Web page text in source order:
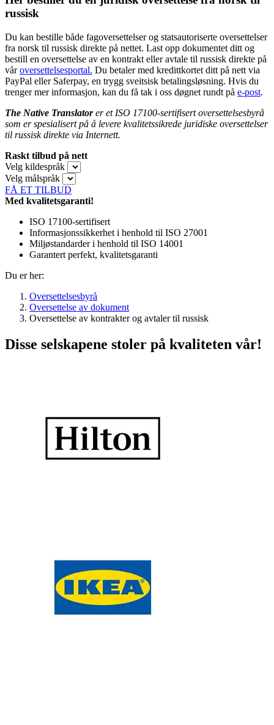
russisk
Du kan bestille både fagoversettelser og statsautoriserte oversettelser
fra norsk til russisk direkte på nettet. Last opp dokumentet ditt og
bestill en oversettelse av en kontrakt eller avtale til russisk direkte på
våroversettelsesportal. Du betaler med kredittkortet ditt på nett via
PayPal eller Saferpay, en trygg sveitsisk betalingsløsning. Hvis du
trenger mer informasjon, kan du få tak i oss døgnet rundt på e-post.
The Native Translatorer et ISO 17100-sertifisert oversettelsesbyrå
som er spesialisert på å levere kvalitetssikrede juridiske oversettelser
til russisk direkte via Internett.
Raskt tilbud på nett
Velg kildespråk
Velg målspråk
FÅ ET TILBUD
Med kvalitetsgaranti!
ISO 17100-sertifisert
Informasjonssikkerhet i henhold til ISO 27001
Miljøstandarder i henhold til ISO 14001
Garantert perfekt, kvalitetsgaranti
Du er her:
Oversettelsesbyrå
Oversettelse av dokument
Oversettelse av kontrakter og avtaler til russisk
Disse selskapene stoler på kvaliteten vår!